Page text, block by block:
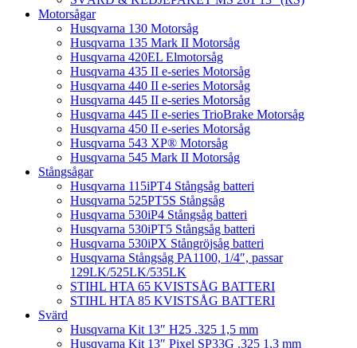
Motorsågar
Husqvarna 130 Motorsåg
Husqvarna 135 Mark II Motorsåg
Husqvarna 420EL Elmotorsåg
Husqvarna 435 II e-series Motorsåg
Husqvarna 440 II e-series Motorsåg
Husqvarna 445 II e-series Motorsåg
Husqvarna 445 II e-series TrioBrake Motorsåg
Husqvarna 450 II e-series Motorsåg
Husqvarna 543 XP® Motorsåg
Husqvarna 545 Mark II Motorsåg
Stångsågar
Husqvarna 115iPT4 Stångsåg batteri
Husqvarna 525PT5S Stångsåg
Husqvarna 530iP4 Stångsåg batteri
Husqvarna 530iPT5 Stångsåg batteri
Husqvarna 530iPX Stångröjsåg batteri
Husqvarna Stångsåg PA1100, 1/4″, passar
129LK/525LK/535LK
STIHL HTA 65 KVISTSÅG BATTERI
STIHL HTA 85 KVISTSÅG BATTERI
Svärd
Husqvarna Kit 13″ H25 .325 1,5 mm
Husqvarna Kit 13″ Pixel SP33G .325 1,3 mm